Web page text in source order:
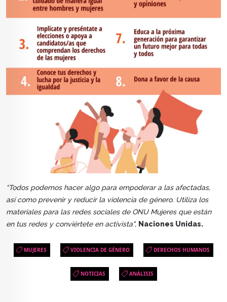
“Todos podemos hacer algo para empoderar a las afectadas,
así como prevenir y reducir la violencia de género. Utiliza los
materiales para las redes sociales de ONU Mujeres que están
en tus redes y conviértete en activista", Naciones Unidas.
MUJERES VIOLENCIA DE GÉNERO DERECHOS HUMANOS
NOTICIAS ANÁLISIS